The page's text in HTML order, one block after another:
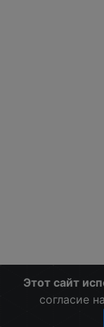
Этот сайт
согласие